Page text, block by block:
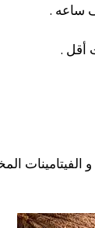
ساعه .
أقل .